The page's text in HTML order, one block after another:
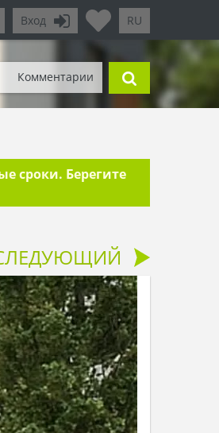
RU
Вход
Комментарии
сроки. Берегите